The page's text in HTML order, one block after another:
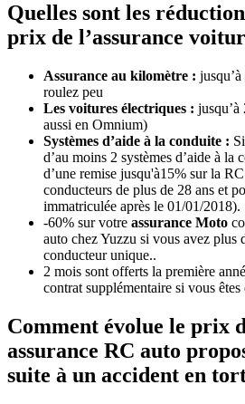
Quelles sont les
prix de l’assurance
Assurance au kilomètre :
roulez peu
Les voitures électriques :
aussi en Omnium)
Systèmes d’aide à la conduite :
d’au moins 2 systèmes d’aide à la
d’une remise jusqu'à15% sur la
conducteurs de plus de 28 ans et
immatriculée après le 01/01/2018).
-60% sur votre assurance Moto
auto chez Yuzzu si vous avez plus
conducteur unique..
2 mois sont offerts la première
contrat supplémentaire si vous
Comment évolue le prix
assurance RC auto
suite à un accident en